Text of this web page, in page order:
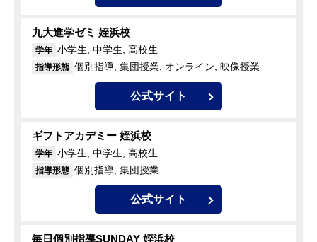
九大進学ゼミ 姪浜校
学年 小学生, 中学生, 高校生
指導形態 個別指導, 集団授業, オンライン, 映像授業
公式サイト
ギフトアカデミー 姪浜校
学年 小学生, 中学生, 高校生
指導形態 個別指導, 集団授業
公式サイト
毎日個別指導SUNDAY 姪浜校